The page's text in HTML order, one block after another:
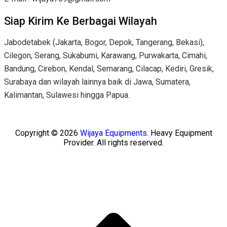
Siap Kirim Ke Berbagai Wilayah
Jabodetabek (Jakarta, Bogor, Depok, Tangerang, Bekasi),
Cilegon, Serang, Sukabumi, Karawang, Purwakarta, Cimahi,
Bandung, Cirebon, Kendal, Semarang, Cilacap, Kediri, Gresik,
Surabaya dan wilayah lainnya baik di Jawa, Sumatera,
Kalimantan, Sulawesi hingga Papua.
Copyright © 2026 Wijaya Equipments. Heavy Equipment
Provider. All rights reserved.